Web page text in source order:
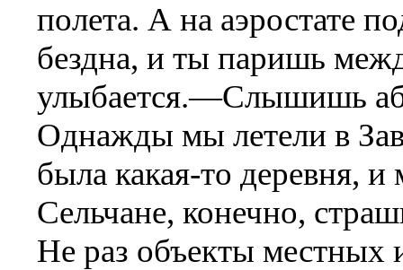
полета. А на аэростате
бездна, и ты паришь
улыбается.—Слышишь
Однажды мы летели в
была какая-то деревня,
Сельчане, конечно,
Не раз объекты местных